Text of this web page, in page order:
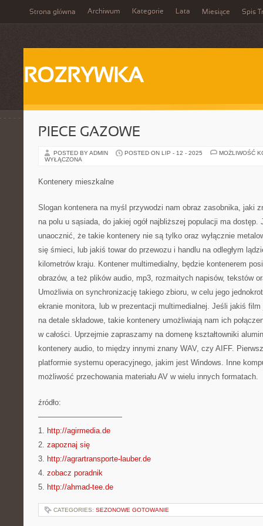
Strona główna Archiwum Kategorie Lata Miesiące Spis
ROZRYWKA
PIECE GAZOWE
POSTED BY ADMIN POSTED ON LIP - 12 - 2025
MOŻLIWOŚĆ
WYŁĄCZONA
Kontenery mieszkalne
Slogan kontenera na myśl przywodzi nam obraz zasobnika, jaki
na polu u sąsiada, do jakiej ogół najbliższej populacji ma dostęp.
unaocznić, że takie kontenery nie są tylko oraz wyłącznie
się śmieci, lub jakiś towar do przewozu i handlu na odległym
kilometrów kraju. Kontener multimedialny, będzie kontenerem
obrazów, a też plików audio, mp3, rozmaitych napisów, tekstów
Umożliwia on synchronizację takiego zbioru, w celu jego
ekranie monitora, lub w prezentacji multimedialnej. Jeśli jakiś film
na detale składowe, takie kontenery umożliwiają nam ich
w całości. Uprzejmie zapraszamy na domenę kształtowniki
kontenery audio, to między innymi znany WAV, czy AIFF.
platformie systemu operacyjnego, jakim jest Windows. Inne
możliwość przechowania materiału AV w wielu innych formatach.
źródło:
———————————
1. http://agirmedia.de
2. zapoznaj się
3. http://agrartransporte-lauber.de
4. zobacz poradnik
5. http://ahmad-tee.de
CATEGORIES: SEZONOWE GOTOWANIE